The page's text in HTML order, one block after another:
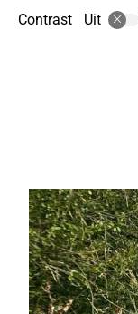
Contrast Uit